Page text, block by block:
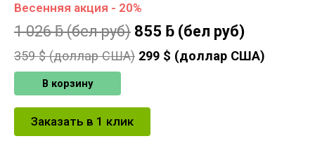
Весенняя акция - 20%
1 026ƃ(бел руб) 855 ƃ (бел руб)
359$ (доллар США) 299 $ (доллар США)
В корзину
Заказать в 1 клик